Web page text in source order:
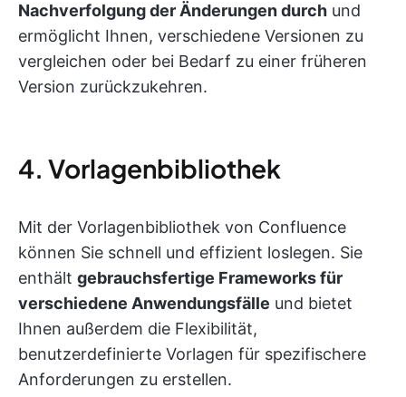
Nachverfolgung der Änderungen durch und
ermöglicht Ihnen, verschiedene Versionen zu
vergleichen oder bei Bedarf zu einer früheren
Version zurückzukehren.
4. Vorlagenbibliothek
Mit der Vorlagenbibliothek von Confluence
können Sie schnell und effizient loslegen. Sie
enthält gebrauchsfertige Frameworks für
verschiedene Anwendungsfälle und bietet
Ihnen außerdem die Flexibilität,
benutzerdefinierte Vorlagen für spezifischere
Anforderungen zu erstellen.